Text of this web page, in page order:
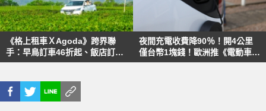
《格上租車ＸAgoda》跨界聯
手：早鳥訂車46折起、飯店訂房
9折再9%再送優惠券
夜間充電收費降90％！開4公里
僅台幣1塊錢！歐洲推《電動車》
有高招、兼顧電網負荷